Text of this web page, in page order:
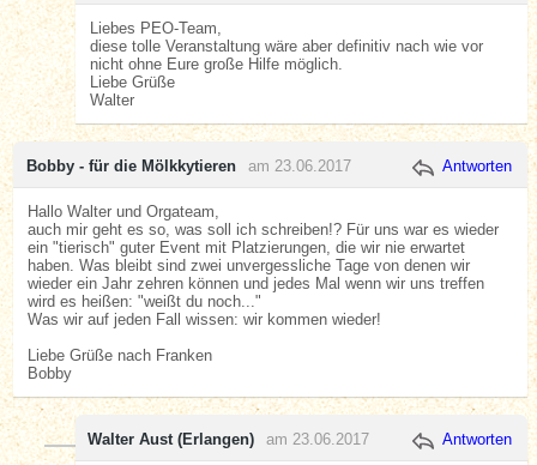
Liebes PEO-Team,
diese tolle Veranstaltung wäre aber definitiv nach wie vor
nicht ohne Eure große Hilfe möglich.
Liebe Grüße
Walter
Bobby - für die Mölkkytieren am 23.06.2017 Antworten
Hallo Walter und Orgateam,
auch mir geht es so, was soll ich schreiben!? Für uns war es wieder
ein "tierisch" guter Event mit Platzierungen, die wir nie erwartet
haben. Was bleibt sind zwei unvergessliche Tage von denen wir
wieder ein Jahr zehren können und jedes Mal wenn wir uns treffen
wird es heißen: "weißt du noch..."
Was wir auf jeden Fall wissen: wir kommen wieder!
Liebe Grüße nach Franken
Bobby
Walter Aust (Erlangen) am 23.06.2017 Antworten